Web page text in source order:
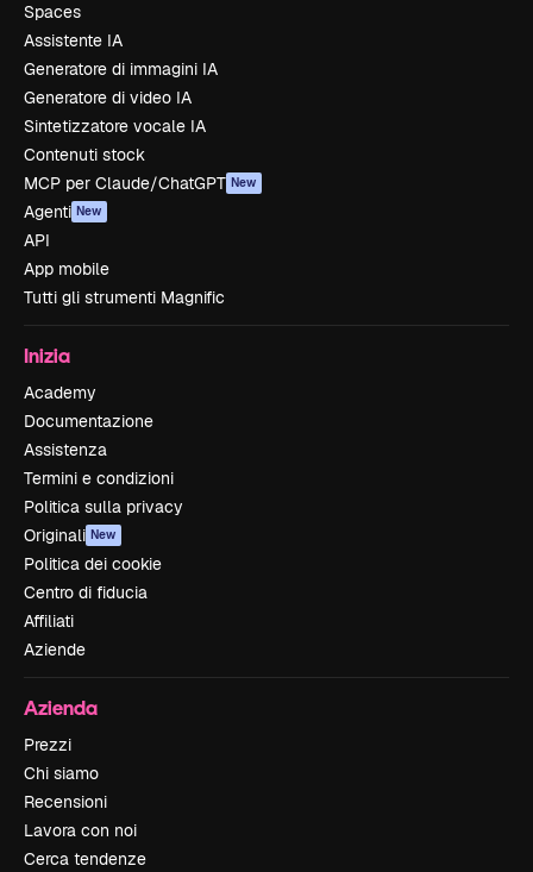
Spaces
Assistente IA
Generatore di immagini IA
Generatore di video IA
Sintetizzatore vocale IA
Contenuti stock
MCP per Claude/ChatGPT New
Agenti New
API
App mobile
Tutti gli strumenti Magnific
Inizia
Academy
Documentazione
Assistenza
Termini e condizioni
Politica sulla privacy
Originali New
Politica dei cookie
Centro di fiducia
Affiliati
Aziende
Azienda
Prezzi
Chi siamo
Recensioni
Lavora con noi
Cerca tendenze